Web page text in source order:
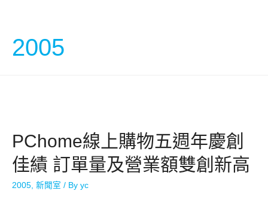
2005
PChome線上購物五週年慶創
佳績 訂單量及營業額雙創新高
2005 新聞室 / By yc